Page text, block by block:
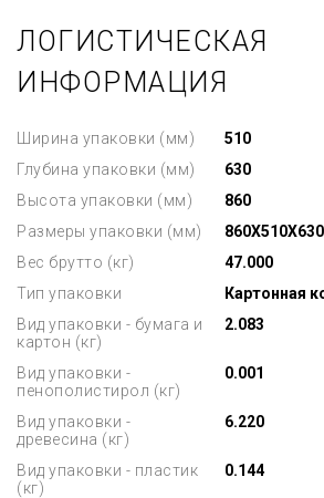
ЛОГИСТИЧЕСКАЯ
ИНФОРМАЦИЯ
Ширина упаковки (мм)
510
Глубина упаковки (мм)
630
Высота упаковки (мм)
860
Размеры упаковки (мм)
860X510X630
Вес брутто (кг)
47.000
Тип упаковки
Картонная
Вид упаковки - бумага и
картон (кг)
2.083
Вид упаковки -
пенополистирол (кг)
0.001
Вид упаковки -
древесина (кг)
6.220
Вид упаковки - пластик
(кг)
0.144